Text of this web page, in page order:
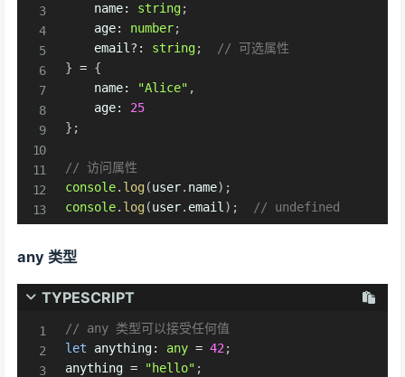
    name
: string;
    age
: number;
    email
? : string;
// 可选属性
} = {
    name
: "Alice" ,
    age
:
25
} ;
// 访问属性
console. log (user. name) ;
console. log (user. email ) ; // undefined
any 类型
TYPESCRIPT
// any 类型可以接受任何值
let anything: any = 42 ;
anything = "hello" ;